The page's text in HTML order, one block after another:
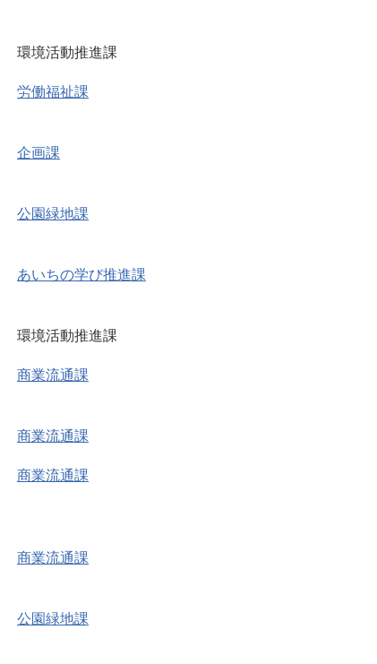
環境活動推進課
労働福祉課
企画課
公園緑地課
あいちの学び推進課
環境活動推進課
商業流通課
商業流通課
商業流通課
商業流通課
公園緑地課